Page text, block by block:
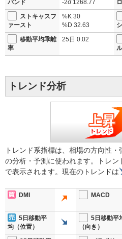
バンド -2σ 1268.77
ストキャスフ
ァースト
%K 30
%D 32.63
移動平均乖離
率
25日 0.02
ル
トレンド分析
トレンド系指標は、相場の方向性
の分析・予測に使われます。トレン
で表示されます。現在のトレンドは
DMI MACD
5日移動平
均（位置）
5日移動平
（向き）